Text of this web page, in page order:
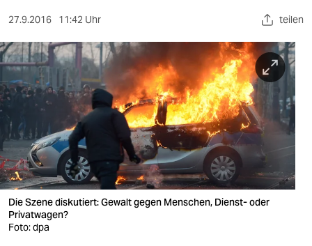
sport
berlin
nord
wahrheit
verlag
verlag
27.9.2016 11:42 Uhr teilen
Die Szene diskutiert: Gewalt gegen Menschen, Dienst- oder
Privatwagen?
Foto: dpa